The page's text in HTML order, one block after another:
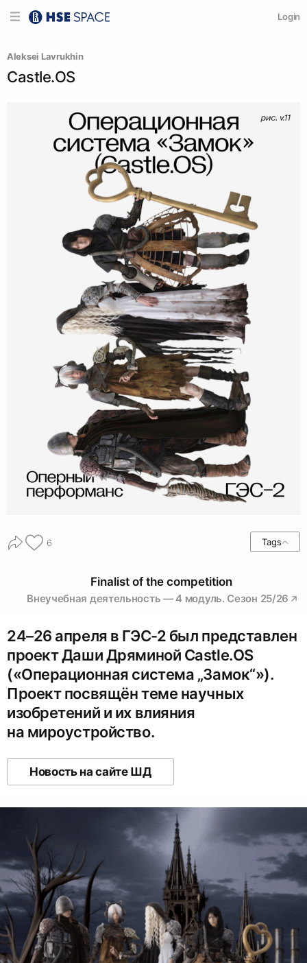
Login
Aleksei Lavrukhin
Castle.OS
6 Tags
Finalist of the competition
Внеучебная деятельность — 4 модуль. Сезон 25/26
24–26 апреля в ГЭС-2 был представлен
проект Даши Дряминой Castle.OS
(«Операционная система „Замок“»).
Проект посвящён теме научных
изобретений и их влияния
на мироустройство.
Новость на сайте ШД